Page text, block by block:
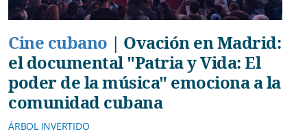
Cine cubano | Ovación en Madrid:
el documental "Patria y Vida: El
poder de la música" emociona a la
comunidad cubana
ÁRBOL INVERTIDO